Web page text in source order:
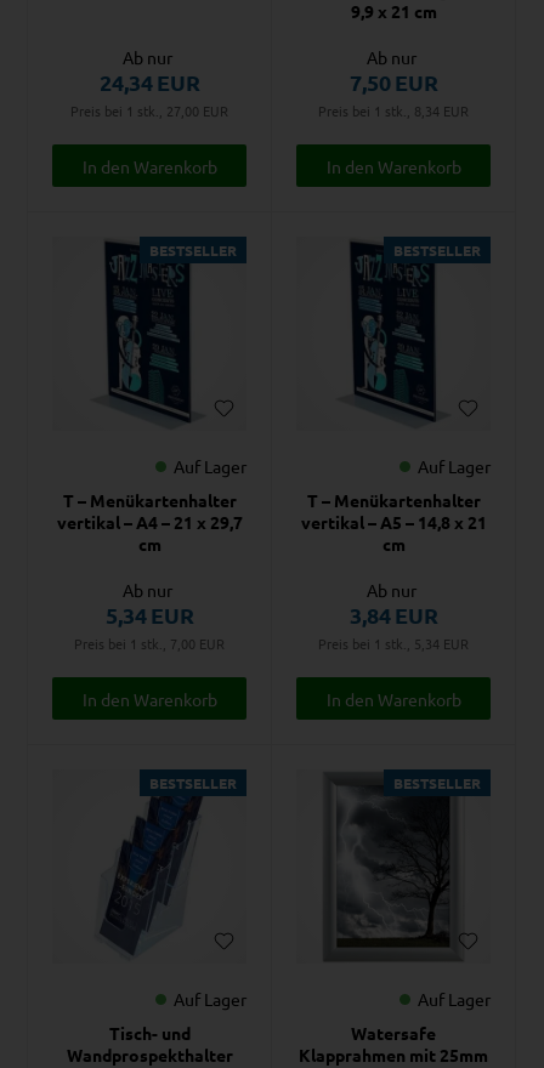
Ab nur
24,34EUR
Preis bei 1 stk., 27,00 EUR
9,9 x 21 cm
Ab nur
7,50EUR
Preis bei 1 stk., 8,34 EUR
BESTSELLER
Auf Lager
T – Menükartenhalter
vertikal – A4 – 21 x 29,7
cm
Ab nur
5,34EUR
Preis bei 1 stk., 7,00 EUR
BESTSELLER
Auf Lager
T – Menükartenhalter
vertikal – A5 – 14,8 x 21
cm
Ab nur
3,84EUR
Preis bei 1 stk., 5,34 EUR
BESTSELLER
Auf Lager
Tisch- und
Wandprospekthalter
BESTSELLER
Auf Lager
Watersafe
Klapprahmen mit 25mm